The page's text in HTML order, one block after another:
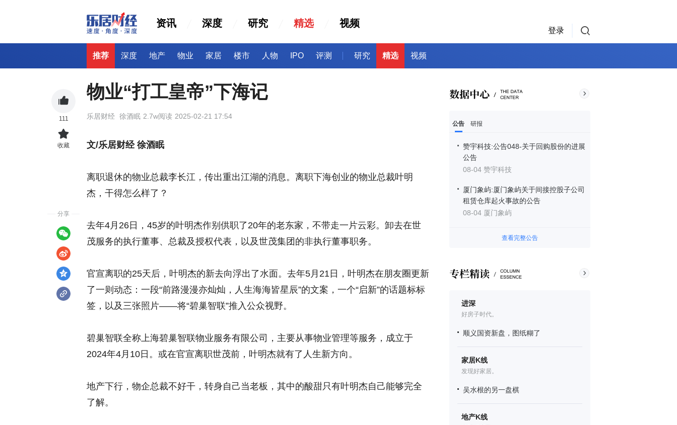
资讯 深度 研究 精选 视频
登录
推荐 深度 地产 物业 家居 楼市 人物 IPO 评测 研究 精选 视频
公告 研报
赞宇科技:公告048-关于回购股份的进展
公告
08-04 赞宇科技
厦门象屿:厦门象屿关于间接控股子公司
租赁仓库起火事故的公告
08-04 厦门象屿
查看完整公告
进深
好房子时代。
顺义国资新盘，图纸糊了
家居K线
发现好家居。
吴水根的另一盘棋
地产K线
物业“打工皇帝”下海记
乐居财经 徐酒眠 2.7w阅读 2025-02-21 17:54
文/乐居财经 徐酒眠
离职退休的物业总裁李长江，传出重出江湖的消息。离职下海创业的物业总裁叶明
杰，干得怎么样了？
去年4月26日，45岁的叶明杰作别供职了20年的老东家，不带走一片云彩。卸去在世
茂服务的执行董事、总裁及授权代表，以及世茂集团的非执行董事职务。
官宣离职的25天后，叶明杰的新去向浮出了水面。去年5月21日，叶明杰在朋友圈更新
了一则动态：一段“前路漫漫亦灿灿，人生海海皆星辰”的文案，一个“启新”的话题标标
签，以及三张照片——将“碧巢智联”推入公众视野。
碧巢智联全称上海碧巢智联物业服务有限公司，主要从事物业管理等服务，成立于
2024年4月10日。或在官宣离职世茂前，叶明杰就有了人生新方向。
地产下行，物企总裁不好干，转身自己当老板，其中的酸甜只有叶明杰自己能够完全
了解。
111
收藏
分享